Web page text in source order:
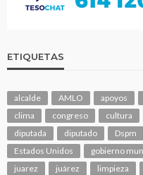
ETIQUETAS
alcalde AMLO apoyos
clima
congreso cultura
diputada
diputado Dspm
Estados Unidos
gobierno
juarez
juárez limpieza